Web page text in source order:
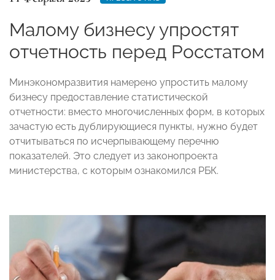
Малому бизнесу упростят
отчетность перед Росстатом
Минэкономразвития намерено упростить малому
бизнесу предоставление статистической
отчетности: вместо многочисленных форм, в которых
зачастую есть дублирующиеся пункты, нужно будет
отчитываться по исчерпывающему перечню
показателей. Это следует из законопроекта
министерства, с которым ознакомился РБК.